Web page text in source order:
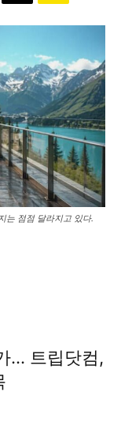
는 점점 달라지고 있다.
… 트립닷컴,